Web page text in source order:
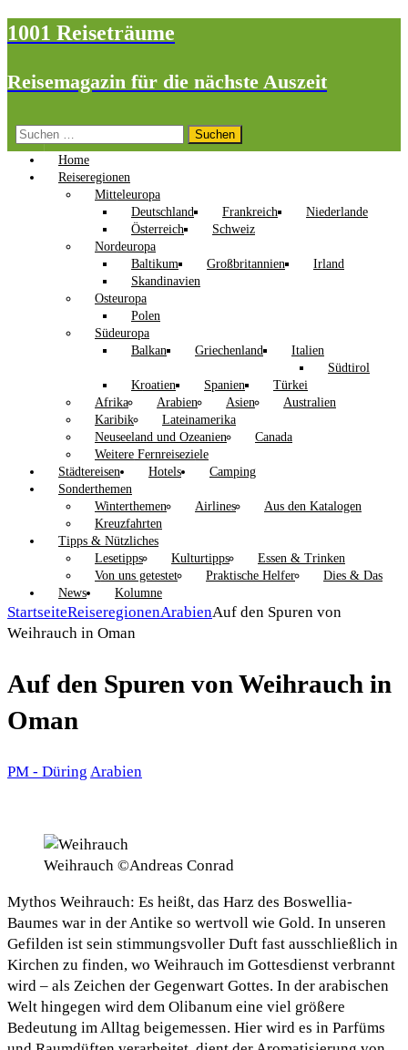
1001 Reiseträume
Reisemagazin für die nächste Auszeit
Suchen
nach:
Home
Reiseregionen
Mitteleuropa
Deutschland
Frankreich
Niederlande
Österreich
Schweiz
Nordeuropa
Baltikum
Großbritannien
Irland
Skandinavien
Osteuropa
Polen
Südeuropa
Balkan
Griechenland
Italien
Südtirol
Kroatien
Spanien
Türkei
Afrika
Arabien Asien
Australien
Karibik
Lateinamerika
Neuseeland und Ozeanien
Canada
Weitere Fernreiseziele
Städtereisen
Hotels
Camping
Sonderthemen
Winterthemen
Airlines
Aus den Katalogen
Kreuzfahrten
Tipps & Nützliches
Lesetipps
Kulturtipps
Essen & Trinken
Von uns getestet
Praktische Helfer
Dies & Das
News
Kolumne
StartseiteReiseregionenArabienAuf den Spuren von
Weihrauch in Oman
Auf den Spuren von Weihrauch in
Oman
PM - Düring Arabien
Weihrauch ©Andreas Conrad
Mythos Weihrauch: Es heißt, das Harz des Boswellia-
Baumes war in der Antike so wertvoll wie Gold. In unseren
Gefilden ist sein stimmungsvoller Duft fast ausschließlich in
Kirchen zu finden, wo Weihrauch im Gottesdienst verbrannt
wird – als Zeichen der Gegenwart Gottes. In der arabischen
Welt hingegen wird dem Olibanum eine viel größere
Bedeutung im Alltag beigemessen. Hier wird es in Parfüms